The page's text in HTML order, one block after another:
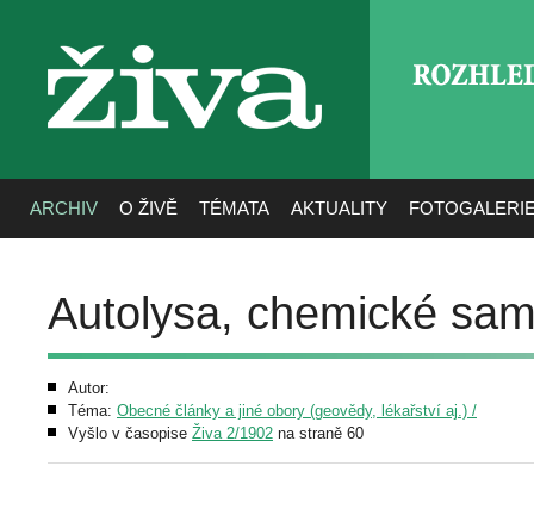
živa
ARCHIV O ŽIVĚ TÉMATA AKTUALITY
Autolysa, chemické
Autor:
Téma: Obecné články a jiné obory (geovědy, lékařství aj.) /
Vyšlo v časopise Živa 2/1902 na straně 60